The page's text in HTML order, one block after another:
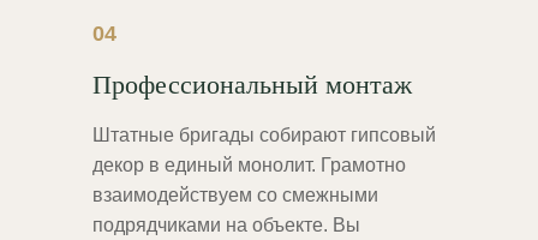
04
Профессиональный монтаж
Штатные бригады собирают гипсовый
декор в единый монолит. Грамотно
взаимодействуем со смежными
подрядчиками на объекте. Вы